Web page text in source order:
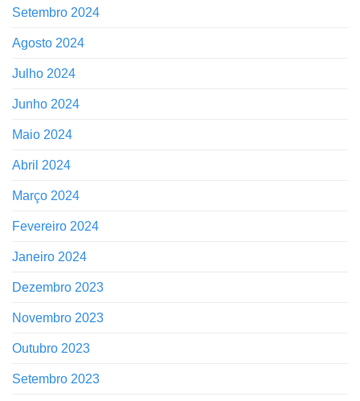
Setembro 2024
Agosto 2024
Julho 2024
Junho 2024
Maio 2024
Abril 2024
Março 2024
Fevereiro 2024
Janeiro 2024
Dezembro 2023
Novembro 2023
Outubro 2023
Setembro 2023